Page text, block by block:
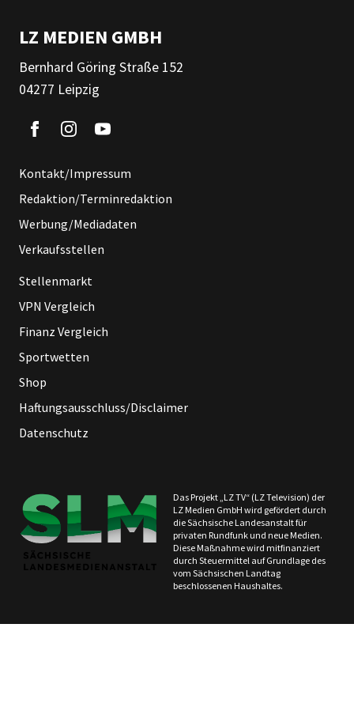
LZ MEDIEN GMBH
Bernhard Göring Straße 152
04277 Leipzig
Kontakt/Impressum
Redaktion/Terminredaktion
Werbung/Mediadaten
Verkaufsstellen
Stellenmarkt
VPN Vergleich
Finanz Vergleich
Sportwetten
Shop
Haftungsausschluss/Disclaimer
Datenschutz
Das Projekt „LZ TV“ (LZ Television) der
LZ Medien GmbH wird gefördert durch
die Sächsische Landesanstalt für
privaten Rundfunk und neue Medien.
Diese Maßnahme wird mitfinanziert
durch Steuermittel auf Grundlage des
vom Sächsischen Landtag
beschlossenen Haushaltes.